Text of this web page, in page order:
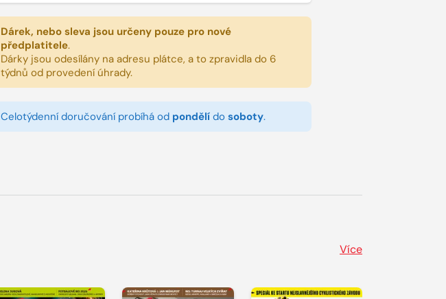
Dárek, nebo sleva jsou určeny pouze pro nové
předplatitele.
Dárky jsou odesílány na adresu plátce, a to zpravidla do 6
týdnů od provedení úhrady.
Celotýdenní doručování probíhá od pondělído soboty.
Více